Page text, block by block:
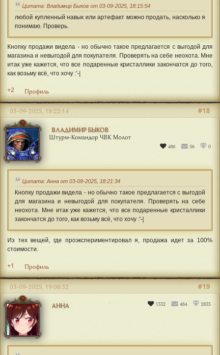
Цитата: Владимир Быков от 03-09-2025, 18:15:54
любой купленный навык или артефакт можно продать, насколько я
понимаю. Проверь.
Кнопку продажи видела - но обычно такое предлагается с выгодой для
магазина и невыгодой для покупателя. Проверять на себе неохота. Мне
итак уже кажется, что все подаренные кристаллики закончатся до того,
как возьму всё, что хочу :'-|
+2 Профиль
ВЛАДИМИР БЫКОВ
Штурм-Командор ЧВК Молот
486 56 0
#18
03-09-2025, 18:22:14
Цитата: Анна от 03-09-2025, 18:21:34
Кнопку продажи видела - но обычно такое предлагается с выгодой
для магазина и невыгодой для покупателя. Проверять на себе
неохота. Мне итак уже кажется, что все подаренные кристаллики
закончатся до того, как возьму всё, что хочу :'-|
Из тех вещей, где проэкспериментировал я, продажа идет за 100%
стоимости.
+1 Профиль
АННА 1332 484 2835
#19
03-09-2025, 19:08:32